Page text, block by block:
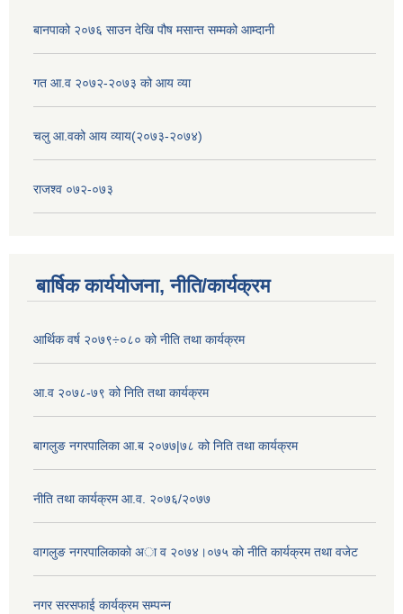
बानपाको २०७६ साउन देखि पौष मसान्त सम्मको आम्दानी
गत आ.व २०७२-२०७३ को आय व्या
चलु आ.वको आय व्याय(२०७३-२०७४)
राजश्व ०७२-०७३
बार्षिक कार्ययोजना, नीति/कार्यक्रम
आर्थिक वर्ष २०७९÷०८० को नीति तथा कार्यक्रम
आ.व २०७८-७९ को निति तथा कार्यक्रम
बागलुङ नगरपालिका आ.ब २०७७|७८ को निति तथा कार्यक्रम
नीति तथा कार्यक्रम आ.व. २०७६/२०७७
वागलुङ नगरपालिकाकाे अा‍ व २०७४।०७५ काे नीति कार्यक्रम तथा वजेट
नगर सरसफाई कार्यक्रम सम्पन्न